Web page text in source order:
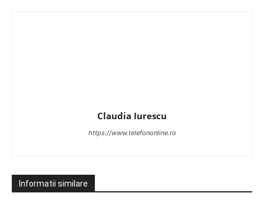
Claudia Iurescu
https://www.telefononline.ro
Informatii similare